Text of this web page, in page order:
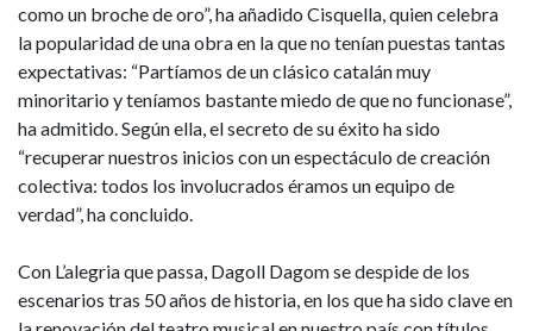
como un broche de oro”, ha añadido Cisquella, quien celebra
la popularidad de una obra en la que no tenían puestas tantas
expectativas: “Partíamos de un clásico catalán muy
minoritario y teníamos bastante miedo de que no funcionase”,
ha admitido. Según ella, el secreto de su éxito ha sido
“recuperar nuestros inicios con un espectáculo de creación
colectiva: todos los involucrados éramos un equipo de
verdad”, ha concluido.
Con L’alegria que passa, Dagoll Dagom se despide de los
escenarios tras 50 años de historia, en los que ha sido clave en